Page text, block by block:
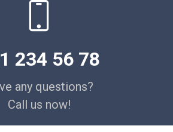
234 56 78
any questions?
Call us now!